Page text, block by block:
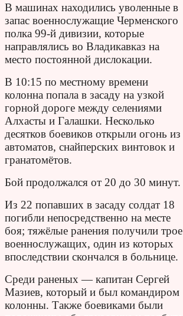
В машинах находились уволенные в
запас военнослужащие Черменского
полка 99-й дивизии, которые
направлялись во Владикавказ на
место постоянной дислокации.
В 10:15 по местному времени
колонна попала в засаду на узкой
горной дороге между селениями
Алхасты и Галашки. Несколько
десятков боевиков открыли огонь из
автоматов, снайперских винтовок и
гранатомётов.
Бой продолжался от 20 до 30 минут.
Из 22 попавших в засаду солдат 18
погибли непосредственно на месте
боя; тяжёлые ранения получили трое
военнослужащих, один из которых
впоследствии скончался в больнице.
Среди раненых — капитан Сергей
Мазиев, который и был командиром
колонны. Также боевиками были